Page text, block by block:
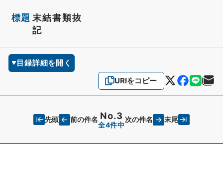
標題 末結書類抜
記
目録詳細を開く
URIをコピー
先頭 前の件名 No.3
全4件中
次の件名 末尾